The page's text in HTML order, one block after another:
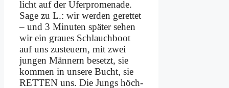
licht auf der Ufer­pro­me­na­de.
Sa­ge zu L.: wir wer­den ge­ret­tet
– und 3 Mi­nu­ten spä­ter se­hen
wir ein grau­es Schlauch­boot
auf uns zu­steu­ern, mit zwei
jun­gen Män­nern be­setzt, sie
kom­men in un­se­re Bucht, sie
RETTEN uns. Die Jungs höch­